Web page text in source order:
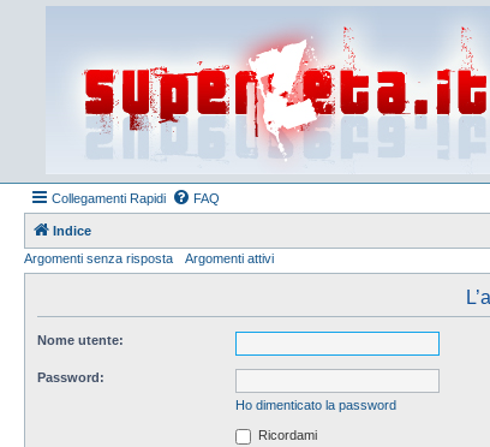
Collegamenti Rapidi FAQ
Indice
Argomenti senza risposta
Argomenti attivi
Nome utente:
Password:
Ho dimenticato la password
Ricordami